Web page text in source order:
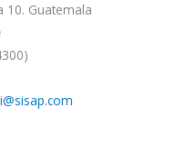
10. Guatemala